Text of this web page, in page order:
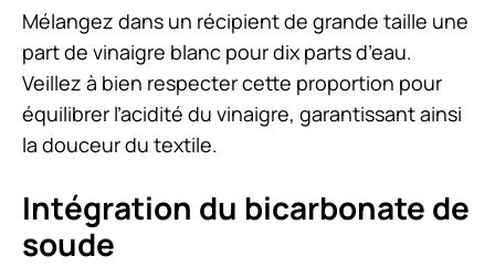
Mélangez dans un récipient de grande taille une
part de vinaigre blanc pour dix parts d’eau.
Veillez à bien respecter cette proportion pour
équilibrer l’acidité du vinaigre, garantissant ainsi
la douceur du textile.
Intégration du bicarbonate de
soude